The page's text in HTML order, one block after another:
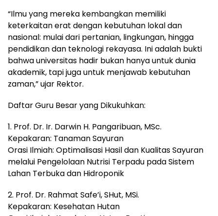
“Ilmu yang mereka kembangkan memiliki
keterkaitan erat dengan kebutuhan lokal dan
nasional: mulai dari pertanian, lingkungan, hingga
pendidikan dan teknologi rekayasa. Ini adalah bukti
bahwa universitas hadir bukan hanya untuk dunia
akademik, tapi juga untuk menjawab kebutuhan
zaman,” ujar Rektor.
Daftar Guru Besar yang Dikukuhkan:
1. Prof. Dr. Ir. Darwin H. Pangaribuan, MSc.
Kepakaran: Tanaman Sayuran
Orasi Ilmiah: Optimalisasi Hasil dan Kualitas Sayuran
melalui Pengelolaan Nutrisi Terpadu pada Sistem
Lahan Terbuka dan Hidroponik
2. Prof. Dr. Rahmat Safe’i, SHut, MSi.
Kepakaran: Kesehatan Hutan